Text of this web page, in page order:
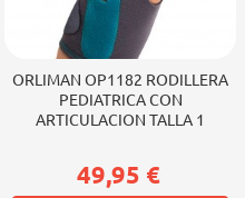
ORLIMAN OP1182 RODILLERA
PEDIATRICA CON
ARTICULACION TALLA 1
49,95 €